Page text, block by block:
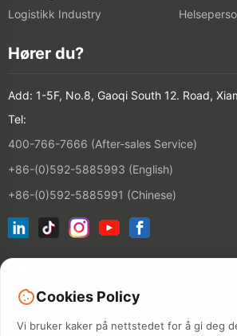
Logistikk Industry
Hører du?
Add: 1-5F, No.8, Gaoqi South 12. Road,
Tel:
400-766-7666 (After-sales Service)
+86-(0)592-5885993 (English)
+86-(0)592-5885991 (Chinese)
Cookies Policy
Vi bruker kaker på nettstedet for å gi deg